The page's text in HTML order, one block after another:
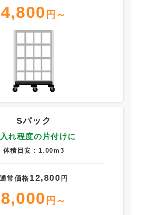
4,800 円～
Sパック
れ程度の片付けに
体積目安：1.00m3
通常価格12,800円
8,000 円～